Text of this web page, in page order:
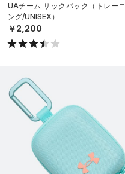
UAチーム サックパック（トレーニ
ング/UNISEX）
￥2,200